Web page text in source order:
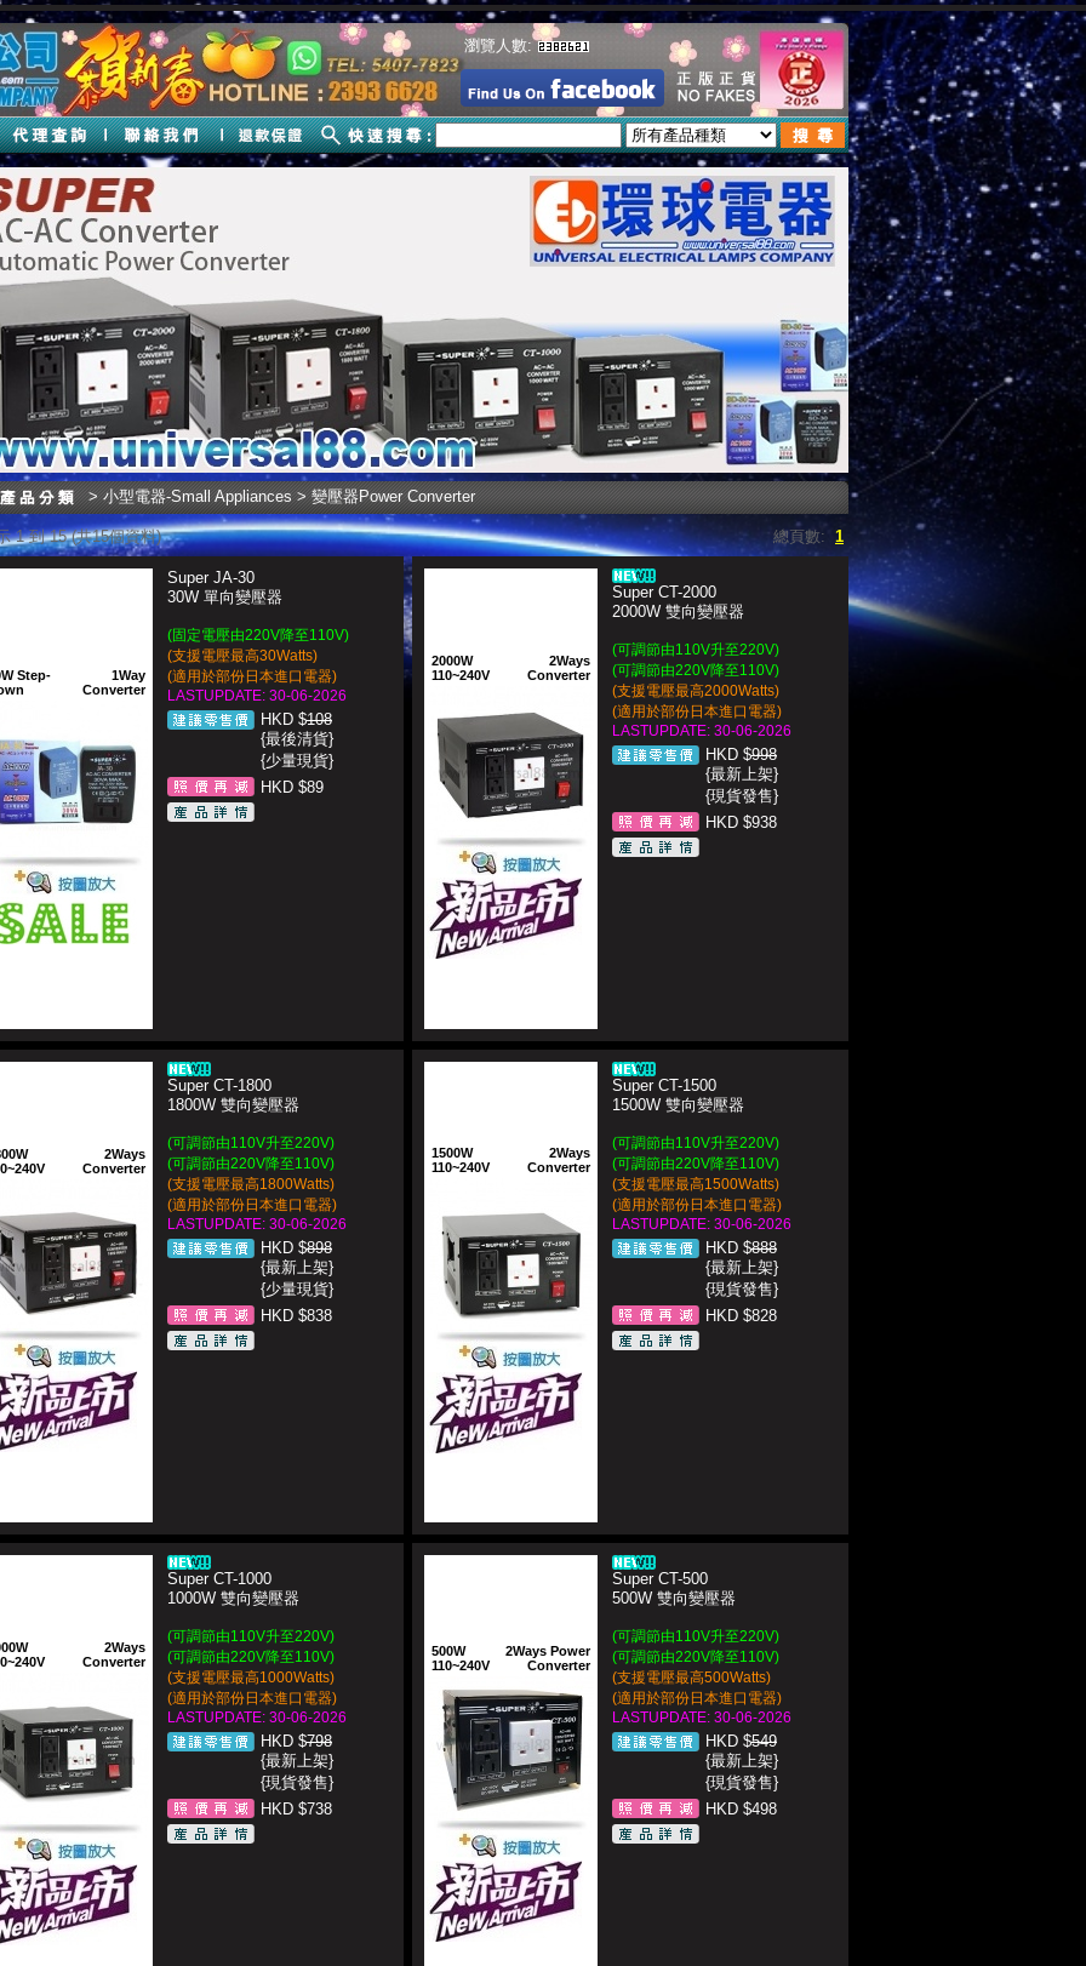
瀏覽人數:
>小型電器-Small Appliances> 變壓器Power Converter
1 到 15 (共15個資料) 總頁數: 1
Step-
1Way
Converter
Super JA-30
30W 單向變壓器
(固定電壓由220V降至110V)
(支援電壓最高30Watts)
(適用於部份日本進口電器)
LASTUPDATE: 30-06-2026
HKD $108
{最後清貨}
{少量現貨}
HKD $89
2000W
110~240V
2Ways
Converter
Super CT-2000
2000W 雙向變壓器
(可調節由110V升至220V)
(可調節由220V降至110V)
(支援電壓最高2000Watts)
(適用於部份日本進口電器)
LASTUPDATE: 30-06-2026
HKD $998
{最新上架}
{現貨發售}
HKD $938
2Ways
Converter
Super CT-1800
1800W 雙向變壓器
(可調節由110V升至220V)
(可調節由220V降至110V)
(支援電壓最高1800Watts)
(適用於部份日本進口電器)
LASTUPDATE: 30-06-2026
HKD $898
{最新上架}
{少量現貨}
HKD $838
1500W
110~240V
2Ways
Converter
Super CT-1500
1500W 雙向變壓器
(可調節由110V升至220V)
(可調節由220V降至110V)
(支援電壓最高1500Watts)
(適用於部份日本進口電器)
LASTUPDATE: 30-06-2026
HKD $888
{最新上架}
{現貨發售}
HKD $828
2Ways
Converter
Super CT-1000
1000W 雙向變壓器
(可調節由110V升至220V)
(可調節由220V降至110V)
(支援電壓最高1000Watts)
(適用於部份日本進口電器)
LASTUPDATE: 30-06-2026
HKD $798
{最新上架}
{現貨發售}
HKD $738
500W
110~240V
2Ways Power
Converter
Super CT-500
500W 雙向變壓器
(可調節由110V升至220V)
(可調節由220V降至110V)
(支援電壓最高500Watts)
(適用於部份日本進口電器)
LASTUPDATE: 30-06-2026
HKD $549
{最新上架}
{現貨發售}
HKD $498